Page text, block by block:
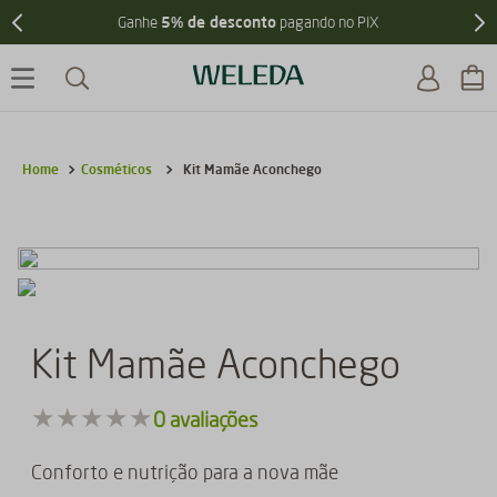
Ganhe 5% de desconto pagando no PIX
Cosméticos Kit Mamãe Aconchego
Kit Mamãe Aconchego
★ ★ ★ ★ ★ 0 avaliações
Conforto e nutrição para a nova mãe